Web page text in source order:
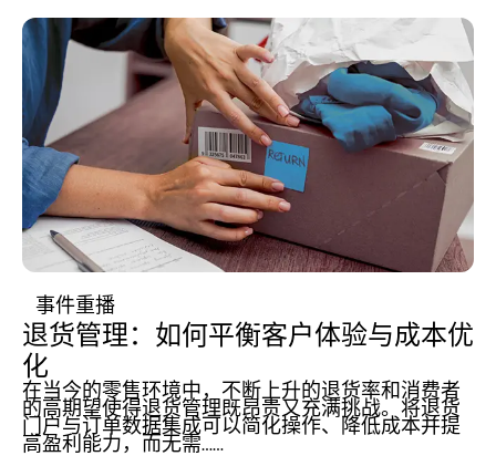
事件重播
退货管理：如何平衡客户体验与成本优
化
在当今的零售环境中，不断上升的退货率和消费者
的高期望使得退货管理既昂贵又充满挑战。将退货
门户与订单数据集成可以简化操作、降低成本并提
高盈利能力，而无需……